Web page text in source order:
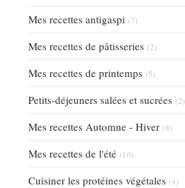
Mes recettes antigaspi (7)
Mes recettes de pâtisseries (2)
Mes recettes de printemps (5)
Petits-déjeuners salées et sucrées (2)
Mes recettes Automne - Hiver (8)
Mes recettes de l'été (10)
Cuisiner les protéines végétales (4)